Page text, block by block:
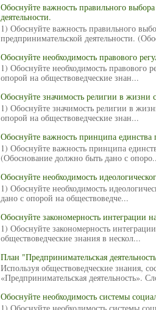
Обоснуйте важность правильного
деятельности.
1) Обоснуйте важность правильного
предпринимательской деятельности.
Обоснуйте необходимость правового
1) Обоснуйте необходимость правового
опорой на обществоведческие знан...
Обоснуйте значимость религии в жизни
1) Обоснуйте значимость религии в
опорой на обществоведческие знан...
Обоснуйте важность принципа единства
1) Обоснуйте важность принципа
(Обоснование должно быть дано с
Обоснуйте необходимость
1) Обоснуйте необходимость
дано с опорой на обществоведче...
Обоснуйте закономерность интеграции
1) Обоснуйте закономерность
обществоведческие знания в нескол...
План "Предпринимательская
Используя обществоведческие знания,
«Предпринимательская деятельность».
Обоснуйте необходимость системы